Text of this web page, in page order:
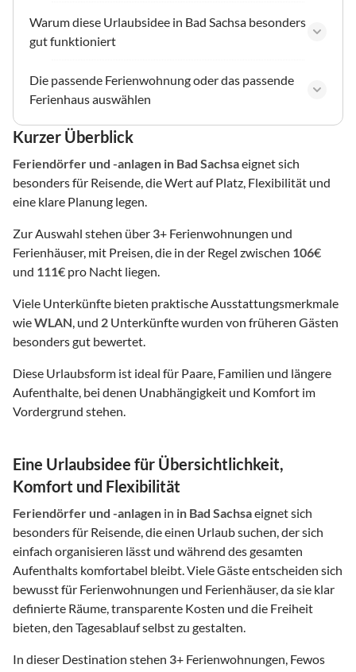
Warum diese Urlaubsidee in Bad Sachsa besonders
gut funktioniert
Die passende Ferienwohnung oder das passende
Ferienhaus auswählen
Kurzer Überblick
Feriendörfer und -anlagen in Bad Sachsaeignet sich
besonders für Reisende, die Wert auf Platz, Flexibilität und
eine klare Planung legen.
Zur Auswahl stehen über 3+ Ferienwohnungen und
Ferienhäuser, mit Preisen, die in der Regel zwischen 106€
und 111€ pro Nacht liegen.
Viele Unterkünfte bieten praktische Ausstattungsmerkmale
wieWLAN, und 2 Unterkünfte wurden von früheren Gästen
besonders gut bewertet.
Diese Urlaubsform ist ideal für Paare, Familien und längere
Aufenthalte, bei denen Unabhängigkeit und Komfort im
Vordergrund stehen.
Eine Urlaubsidee für Übersichtlichkeit,
Komfort und Flexibilität
Feriendörfer und -anlagen in in Bad Sachsaeignet sich
besonders für Reisende, die einen Urlaub suchen, der sich
einfach organisieren lässt und während des gesamten
Aufenthalts komfortabel bleibt. Viele Gäste entscheiden sich
bewusst für Ferienwohnungen und Ferienhäuser, da sie klar
definierte Räume, transparente Kosten und die Freiheit
bieten, den Tagesablauf selbst zu gestalten.
In dieser Destination stehen 3+ Ferienwohnungen, Fewos